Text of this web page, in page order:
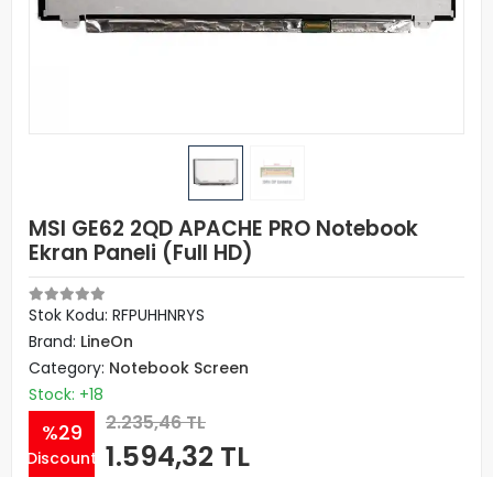
MSI GE62 2QD APACHE PRO Notebook
Ekran Paneli (Full HD)
Stok Kodu: RFPUHHNRYS
Brand: LineOn
Category: Notebook Screen
Stock: +18
%29
Discount
2.235,46 TL
1.594,32 TL